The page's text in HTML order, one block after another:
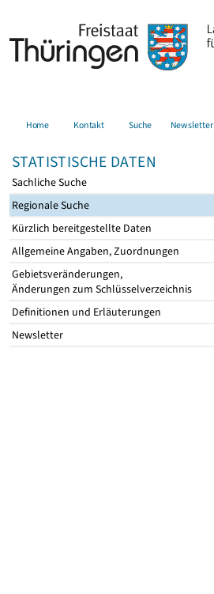
Home Kontakt Suche Newsletter
STATISTISCHE DATEN
Sachliche Suche
Regionale Suche
Kürzlich bereitgestellte Daten
Allgemeine Angaben, Zuordnungen
Gebietsveränderungen,
Änderungen zum Schlüsselverzeichnis
Definitionen und Erläuterungen
Newsletter